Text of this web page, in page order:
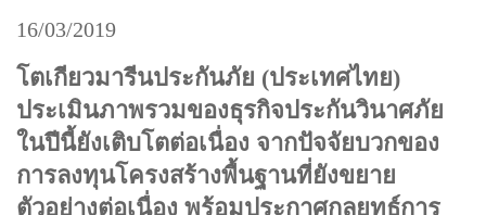
TL Learning Center
16/03/2019
โตเกียวมารีนประกันภัย (ประเทศไทย)
ประเมินภาพรวมของธุรกิจประกันวินาศภัย
ในปีนี้ยังเติบโตต่อเนื่อง จากปัจจัยบวกของ
การลงทุนโครงสร้างพื้นฐานที่ยังขยาย
ตัวอย่างต่อเนื่อง พร้อมประกาศกลยุทธ์การ